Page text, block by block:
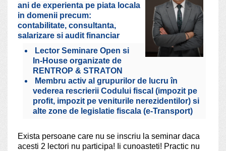
ani de experienta pe piata locala
in domenii precum:
contabilitate, consultanta,
salarizare si audit financiar
Lector Seminare Open si
In-House organizate de
RENTROP & STRATON
Membru activ al grupurilor de lucru în
vederea rescrierii Codului fiscal (impozit pe
profit, impozit pe veniturile nerezidentilor) si
alte zone de legislatie fiscala (e-Transport)
Exista persoane care nu se inscriu la seminar daca
acesti 2 lectori nu participa! Ii cunoasteti! Practic nu